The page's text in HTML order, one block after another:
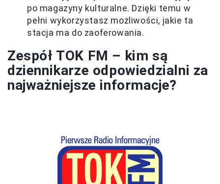
po magazyny kulturalne. Dzięki temu w
pełni wykorzystasz możliwości, jakie ta
stacja ma do zaoferowania.
Zespół TOK FM – kim są
dziennikarze odpowiedzialni za
najważniejsze informacje?